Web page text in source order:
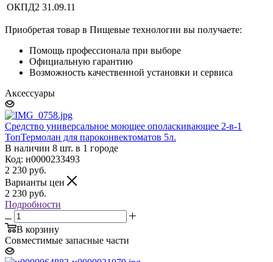
ОКПД2 31.09.11
Приобретая товар в Пищевые технологии вы получаете:
Помощь профессионала при выборе
Официальную гарантию
Возможность качественной установки и сервиса
Аксессуары
Средство универсальное моющее ополаскивающее 2-в-1
ТопТермолан для пароконвектоматов 5л.
В наличии 8 шт. в 1 городе
Код: н0000233493
2 230 руб.
Варианты цен
2 230 руб.
Подробности
В корзину
Совместимые запасные части